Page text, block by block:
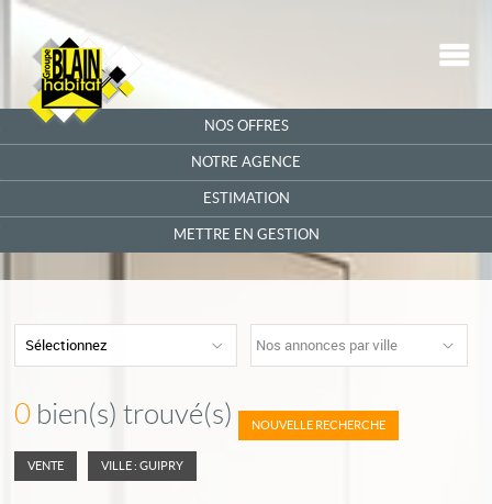
ACCUEIL
NOUS CONTACTER
NOS OFFRES
NOTRE AGENCE
ESTIMATION
METTRE EN GESTION
Sélectionnez Nos annonces par ville
0 bien(s) trouvé(s) NOUVELLE RECHERCHE
VENTE VILLE : GUIPRY